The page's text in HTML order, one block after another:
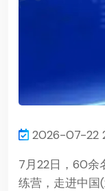
2026-07-22
7月22日，60余
练营，走进中国